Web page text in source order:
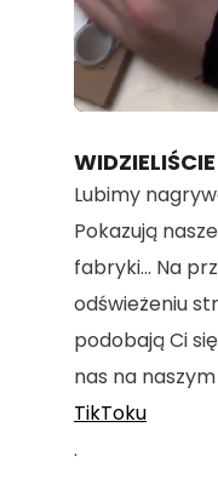
Lubimy
Pokazują
fabryki... Na
odświeżeniu
podobają Ci
nas na naszym
TikToku
.